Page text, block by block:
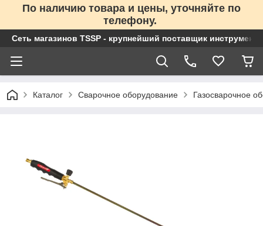
По наличию товара и цены, уточняйте по
телефону.
Сеть магазинов TSSP - крупнейший поставщик
Каталог Сварочное оборудование Газосварочное